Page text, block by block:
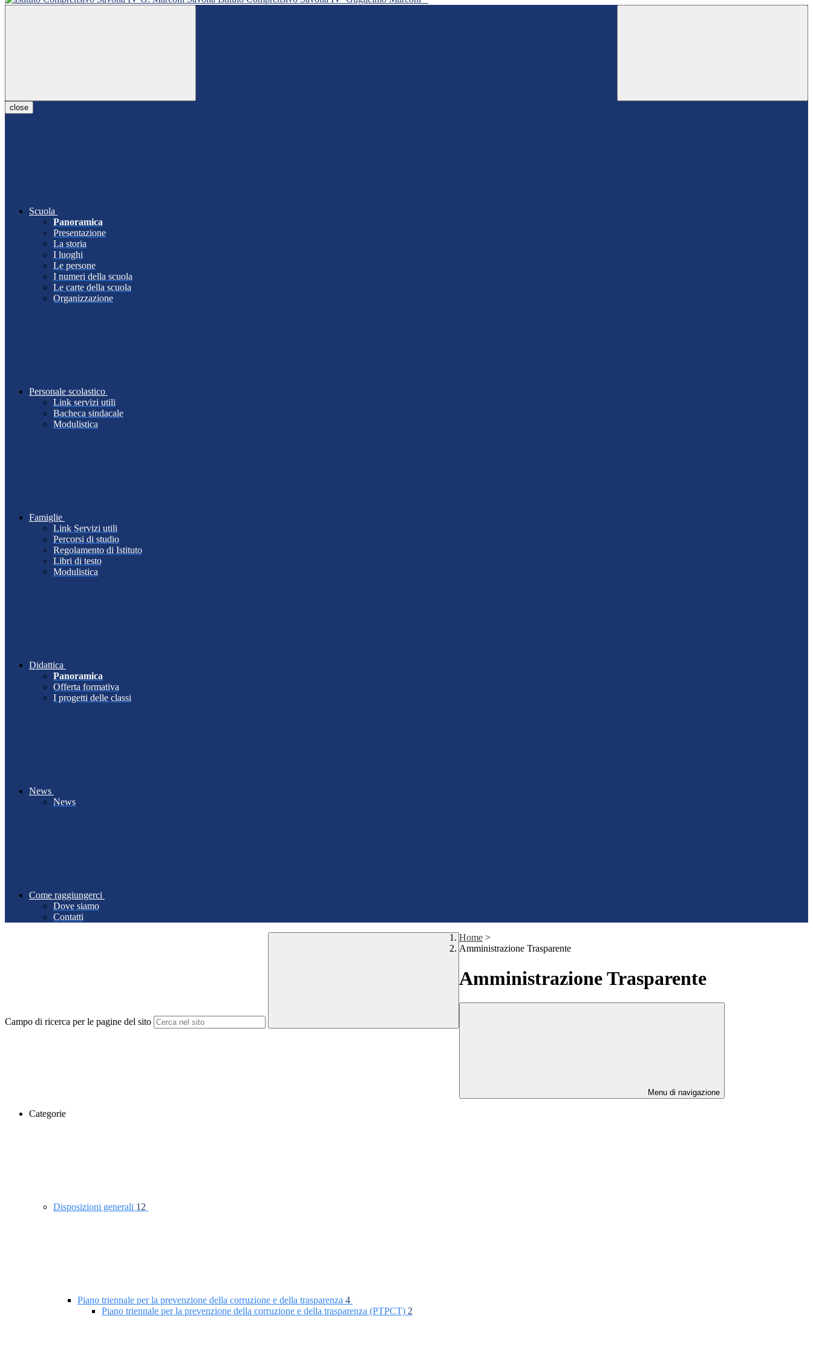
close
Scuola
Panoramica
Presentazione
La storia
I luoghi
Le persone
I numeri della scuola
Le carte della scuola
Organizzazione
Personale scolastico
Link servizi utili
Bacheca sindacale
Modulistica
Famiglie
Link Servizi utili
Percorsi di studio
Regolamento di Istituto
Libri di testo
Modulistica
Didattica
Panoramica
Offerta formativa
I progetti delle classi
News
News
Come raggiungerci
Dove siamo
Contatti
Campo di ricerca per le pagine del sito
Home >
Amministrazione Trasparente
Amministrazione Trasparente
Menu di navigazione
Categorie
Disposizioni generali 12
Piano triennale per la prevenzione della corruzione e della trasparenza 4
Piano triennale per la prevenzione della corruzione e della trasparenza (PTPCT) 2